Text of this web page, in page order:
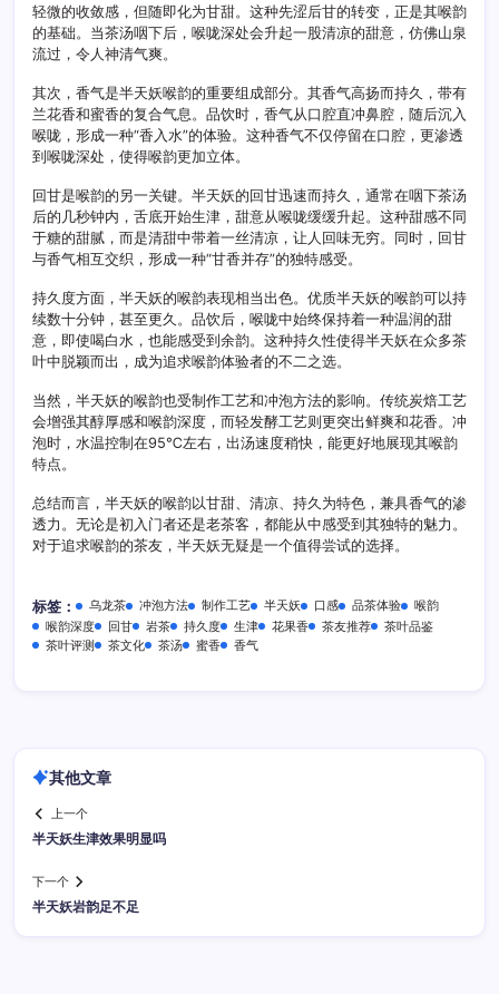
轻微的收敛感，但随即化为甘甜。这种先涩后甘的转变，正是其喉韵
的基础。当茶汤咽下后，喉咙深处会升起一股清凉的甜意，仿佛山泉
流过，令人神清气爽。
其次，香气是半天妖喉韵的重要组成部分。其香气高扬而持久，带有
兰花香和蜜香的复合气息。品饮时，香气从口腔直冲鼻腔，随后沉入
喉咙，形成一种“香入水”的体验。这种香气不仅停留在口腔，更渗透
到喉咙深处，使得喉韵更加立体。
回甘是喉韵的另一关键。半天妖的回甘迅速而持久，通常在咽下茶汤
后的几秒钟内，舌底开始生津，甜意从喉咙缓缓升起。这种甜感不同
于糖的甜腻，而是清甜中带着一丝清凉，让人回味无穷。同时，回甘
与香气相互交织，形成一种“甘香并存”的独特感受。
持久度方面，半天妖的喉韵表现相当出色。优质半天妖的喉韵可以持
续数十分钟，甚至更久。品饮后，喉咙中始终保持着一种温润的甜
意，即使喝白水，也能感受到余韵。这种持久性使得半天妖在众多茶
叶中脱颖而出，成为追求喉韵体验者的不二之选。
当然，半天妖的喉韵也受制作工艺和冲泡方法的影响。传统炭焙工艺
会增强其醇厚感和喉韵深度，而轻发酵工艺则更突出鲜爽和花香。冲
泡时，水温控制在95℃左右，出汤速度稍快，能更好地展现其喉韵
特点。
总结而言，半天妖的喉韵以甘甜、清凉、持久为特色，兼具香气的渗
透力。无论是初入门者还是老茶客，都能从中感受到其独特的魅力。
对于追求喉韵的茶友，半天妖无疑是一个值得尝试的选择。
标签： 乌龙茶 冲泡方法 制作工艺 半天妖 口感 品茶体验
喉韵
喉韵深度
回甘 岩茶 持久度 生津 花果香 茶友推荐
茶叶品鉴
茶叶评测
茶文化 茶汤 蜜香 香气
其他文章
上一个
半天妖生津效果明显吗
下一个
半天妖岩韵足不足